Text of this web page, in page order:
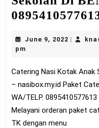
June 9, 2022 June
|
pm
Catering Nasi Kotak Anak Sekolah Di BENER 0895410577613
– nasibox.my.id Paket
WA/TELP. 0895410577613
Melayani orderan paket
TK dengan menu